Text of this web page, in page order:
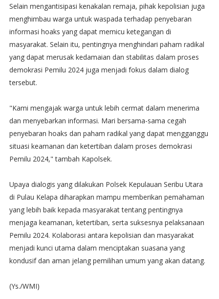
Selain mengantisipasi kenakalan remaja, pihak kepolisian juga
menghimbau warga untuk waspada terhadap penyebaran
informasi hoaks yang dapat memicu ketegangan di
masyarakat. Selain itu, pentingnya menghindari paham radikal
yang dapat merusak kedamaian dan stabilitas dalam proses
demokrasi Pemilu 2024 juga menjadi fokus dalam dialog
tersebut.
"Kami mengajak warga untuk lebih cermat dalam menerima
dan menyebarkan informasi. Mari bersama-sama cegah
penyebaran hoaks dan paham radikal yang dapat mengganggu
situasi keamanan dan ketertiban dalam proses demokrasi
Pemilu 2024," tambah Kapolsek.
Upaya dialogis yang dilakukan Polsek Kepulauan Seribu Utara
di Pulau Kelapa diharapkan mampu memberikan pemahaman
yang lebih baik kepada masyarakat tentang pentingnya
menjaga keamanan, ketertiban, serta suksesnya pelaksanaan
Pemilu 2024. Kolaborasi antara kepolisian dan masyarakat
menjadi kunci utama dalam menciptakan suasana yang
kondusif dan aman jelang pemilihan umum yang akan datang.
(Ys./WMI)